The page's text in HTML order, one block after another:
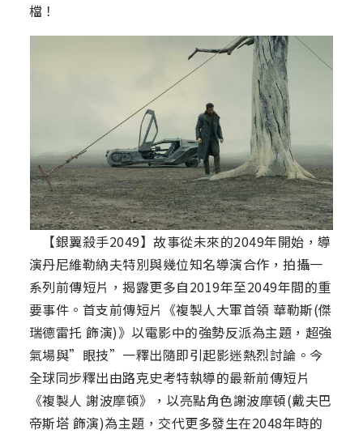
檔！
【銀翼殺手2049】故事從未來的2049年開始，導
演丹尼維勒納夫特別與幾位知名導演合作，拍攝一
系列前傳短片，揭露更多自2019年至2049年間的重
要事件。首支前傳短片《複製人大軍首領 華勒斯(傑
瑞德雷托 飾演)》以電影中的強勢反派為主題，超強
氣場與”眼技”一釋出隨即引起影迷熱烈討論。今
全球同步釋出由路克史考特執導的最新前傳短片
《複製人 謝波摩頓》，以亮點角色謝波摩頓(戴夫巴
帝斯塔 飾演)為主題，交代更多發生在2048年時的